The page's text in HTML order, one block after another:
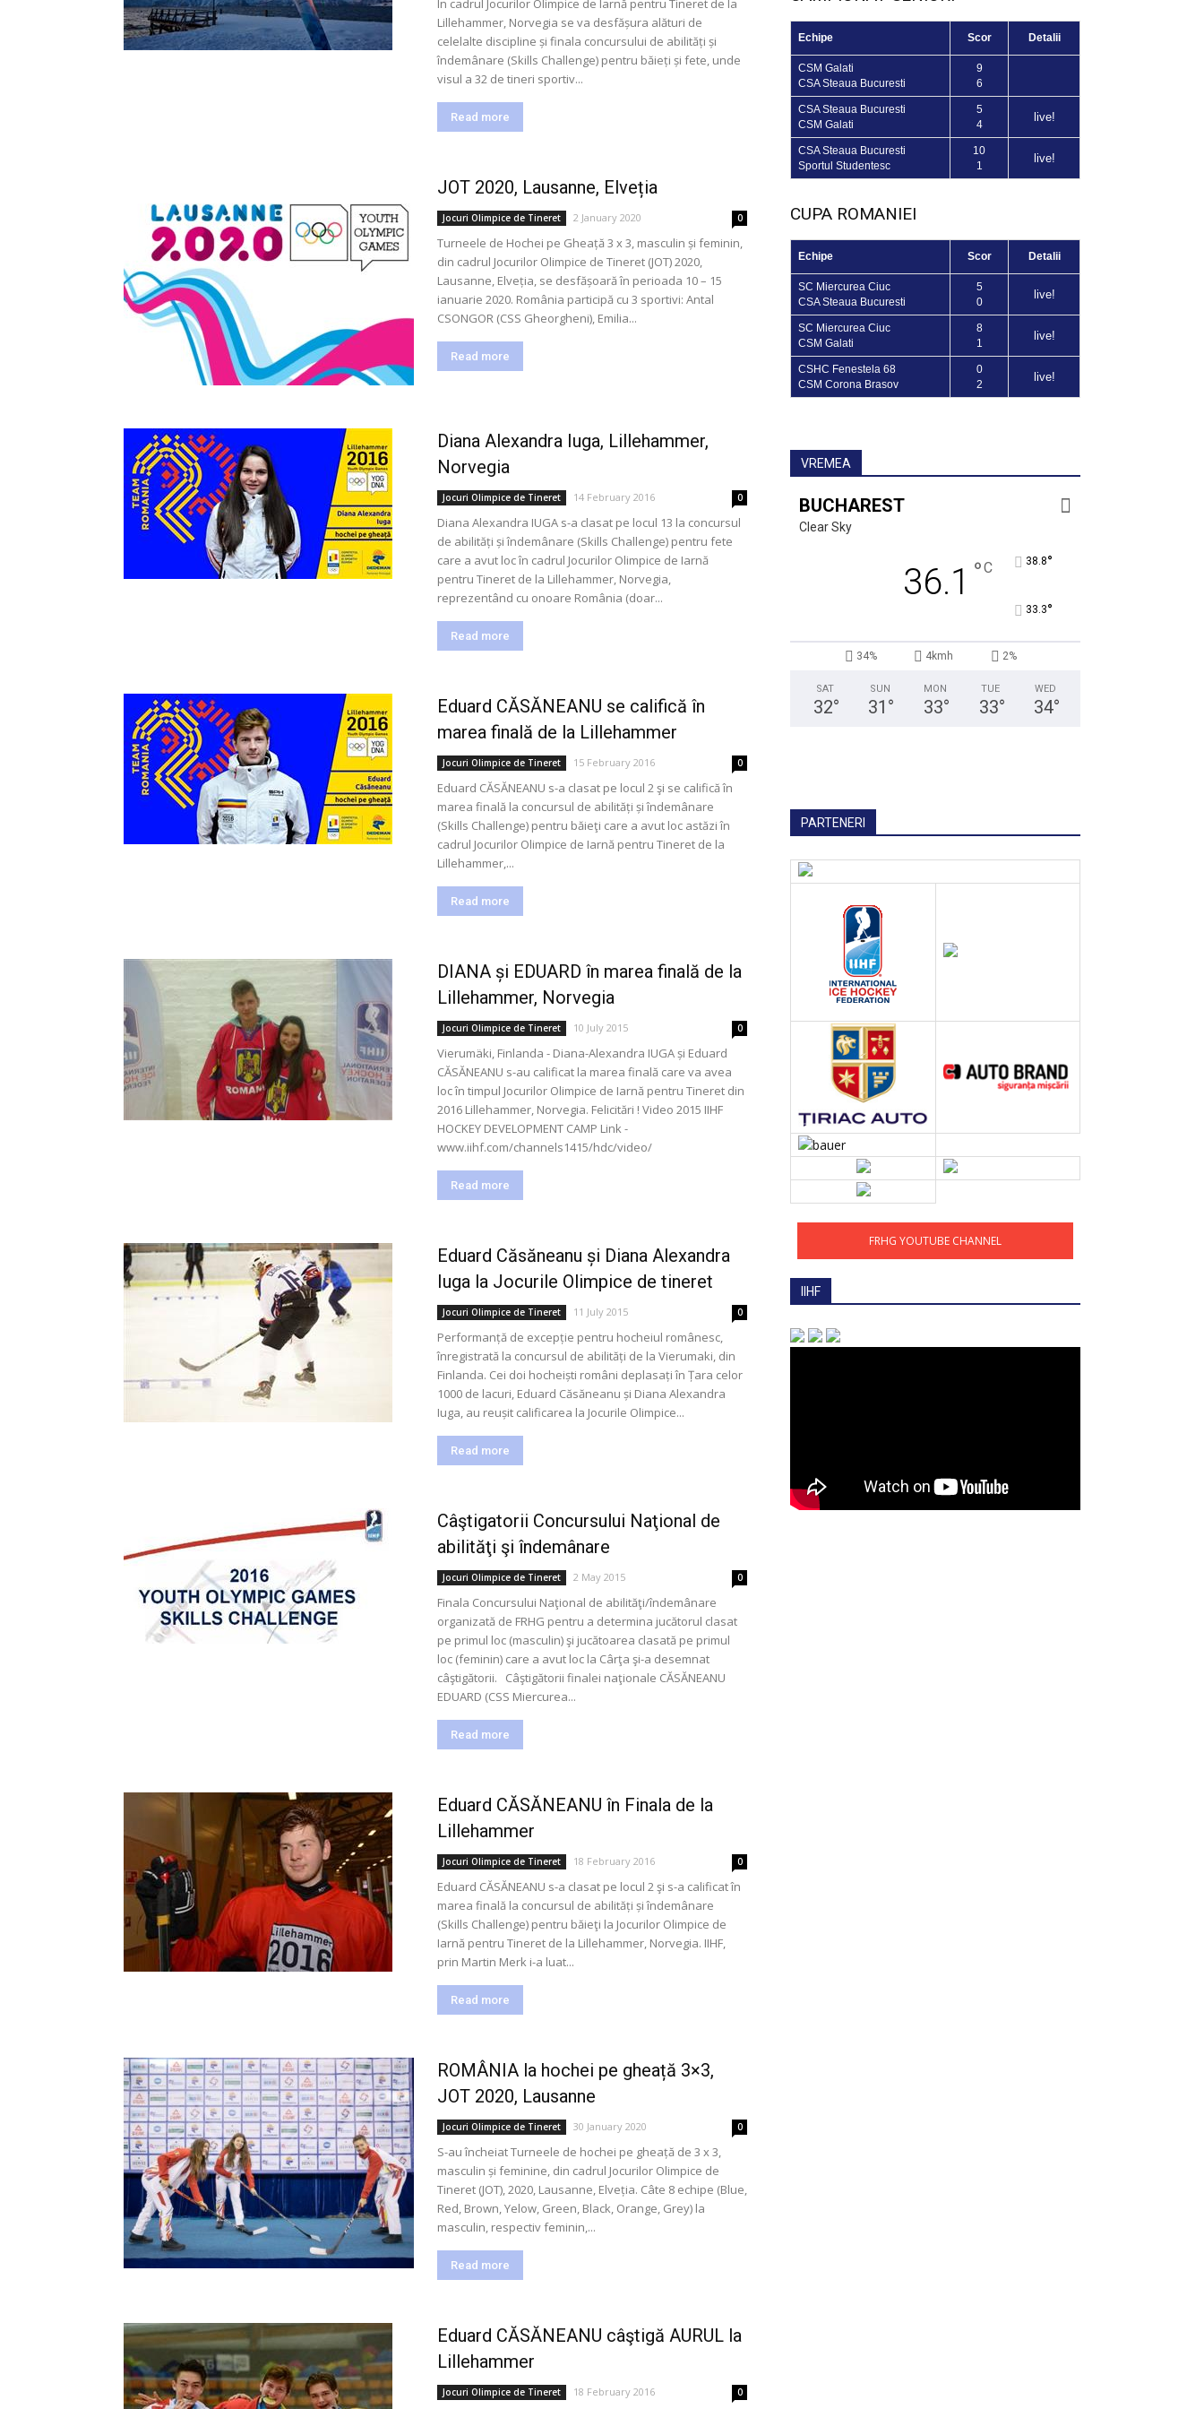
În cadrul Jocurilor Olimpice de Iarnă pentru Tineret de la
Lillehammer, Norvegia se va desfășura alături de
celelalte discipline și finala concursului de abilități și
îndemânare (Skills Challenge) pentru băieți și fete, unde
visul a 32 de tineri sportiv...
Read more
JOT 2020, Lausanne, Elveția
Jocuri Olimpice de Tineret 2 January 2020 0
Turneele de Hochei pe Gheață 3 x 3, masculin și feminin,
din cadrul Jocurilor Olimpice de Tineret (JOT) 2020,
Lausanne, Elveția, se desfășoară în perioada 10 – 15
ianuarie 2020. România participă cu 3 sportivi: Antal
CSONGOR (CSS Gheorgheni), Emilia...
Read more
Diana Alexandra Iuga, Lillehammer,
Norvegia
Jocuri Olimpice de Tineret 14 February 2016 0
Diana Alexandra IUGA s-a clasat pe locul 13 la concursul
de abilități și îndemânare (Skills Challenge) pentru fete
care a avut loc în cadrul Jocurilor Olimpice de Iarnă
pentru Tineret de la Lillehammer, Norvegia,
reprezentând cu onoare România (doar...
Read more
Eduard CĂSĂNEANU se califică în
marea finală de la Lillehammer
Jocuri Olimpice de Tineret 15 February 2016 0
Eduard CĂSĂNEANU s-a clasat pe locul 2 şi se califică în
marea finală la concursul de abilități și îndemânare
(Skills Challenge) pentru băieţi care a avut loc astăzi în
cadrul Jocurilor Olimpice de Iarnă pentru Tineret de la
Lillehammer,...
Read more
DIANA și EDUARD în marea finală de la
Lillehammer, Norvegia
Jocuri Olimpice de Tineret 10 July 2015 0
Vierumäki, Finlanda - Diana-Alexandra IUGA și Eduard
CĂSĂNEANU s-au calificat la marea finală care va avea
loc în timpul Jocurilor Olimpice de Iarnă pentru Tineret din
2016 Lillehammer, Norvegia. Felicitări ! Video 2015 IIHF
HOCKEY DEVELOPMENT CAMP Link -
www.iihf.com/channels1415/hdc/video/
Read more
Eduard Căsăneanu și Diana Alexandra
Iuga la Jocurile Olimpice de tineret
Jocuri Olimpice de Tineret 11 July 2015 0
Performanță de excepție pentru hocheiul românesc,
înregistrată la concursul de abilități de la Vierumaki, din
Finlanda. Cei doi hocheiști români deplasați în Țara celor
1000 de lacuri, Eduard Căsăneanu și Diana Alexandra
Iuga, au reușit calificarea la Jocurile Olimpice...
Read more
Câştigatorii Concursului Naţional de
abilităţi şi îndemânare
Jocuri Olimpice de Tineret 2 May 2015 0
Finala Concursului Naţional de abilităţi/îndemânare
organizată de FRHG pentru a determina jucătorul clasat
pe primul loc (masculin) şi jucătoarea clasată pe primul
loc (feminin) care a avut loc la Cârţa şi-a desemnat
câştigătorii. Câştigătorii finalei naţionale CĂSĂNEANU
EDUARD (CSS Miercurea...
Read more
Eduard CĂSĂNEANU în Finala de la
Lillehammer
Jocuri Olimpice de Tineret 18 February 2016 0
Eduard CĂSĂNEANU s-a clasat pe locul 2 şi s-a calificat în
marea finală la concursul de abilități și îndemânare
(Skills Challenge) pentru băieţi la Jocurilor Olimpice de
Iarnă pentru Tineret de la Lillehammer, Norvegia. IIHF,
prin Martin Merk i-a luat...
Read more
ROMÂNIA la hochei pe gheață 3×3,
JOT 2020, Lausanne
Jocuri Olimpice de Tineret 30 January 2020 0
S-au încheiat Turneele de hochei pe gheață de 3 x 3,
masculin și feminine, din cadrul Jocurilor Olimpice de
Tineret (JOT), 2020, Lausanne, Elveția. Câte 8 echipe (Blue,
Red, Brown, Yelow, Green, Black, Orange, Grey) la
masculin, respectiv feminin,...
Read more
Eduard CĂSĂNEANU câştigă AURUL la
Lillehammer
Jocuri Olimpice de Tineret 18 February 2016 0
Echipe Scor Detalii
CSM Galati
CSA Steaua Bucuresti
9
6
CSA Steaua Bucuresti
CSM Galati
5
4
live!
CSA Steaua Bucuresti
Sportul Studentesc
10
1
live!
CUPA ROMANIEI
Echipe Scor Detalii
SC Miercurea Ciuc
CSA Steaua Bucuresti
5
0
live!
SC Miercurea Ciuc
CSM Galati
8
1
live!
CSHC Fenestela 68
CSM Corona Brasov
0
2
live!
VREMEA
BUCHAREST
Clear Sky
36.1 °C 38.8°
33.3°
34% 4kmh 2%
SAT
32°
SUN
31 °
MON
33°
TUE
33°
WED
34°
PARTENERI
FRHG YOUTUBE CHANNEL
IIHF